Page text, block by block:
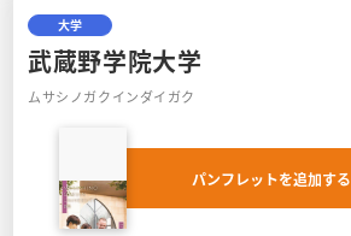
進学イベント
大学
武蔵野学院大学
ムサシノガクインダイガク
パンフレットを追加する